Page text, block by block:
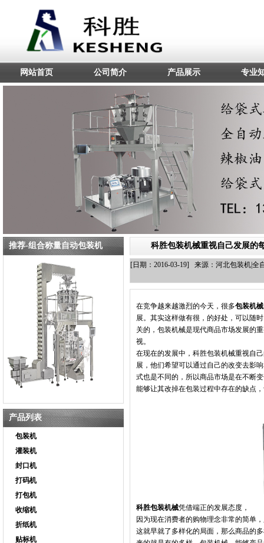
网站首页 公司简介 产品展示 专业
推荐-组合称量自动包装机
产品列表
包装机
灌装机
封口机
打码机
打包机
收缩机
折纸机
贴标机
科胜包装机械重视自己发展的
[日期：2016-03-19] 来源：河北包装机|全
在竞争越来越激烈的今天，很多包装机械
展。其实这样做有很，的好处，可以随
关的，包装机械是现代商品市场发展的
视。
在现在的发展中，科胜包装机械重视自
展，他们希望可以通过自己的改变去影
式也是不同的，所以商品市场是在不断
能够让其改掉在包装过程中存在的缺点
科胜包装机械凭借端正的发展态度，
因为现在消费者的购物理念非常的简单
这就早就了多样化的局面，那么商品的